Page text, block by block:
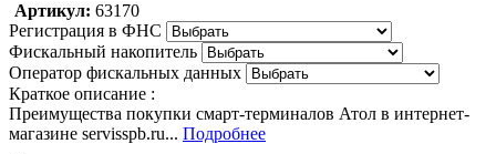
Артикул: 63170
Регистрация в ФНС
Фискальный накопитель
Оператор фискальных данных
Краткое описание :
Преимущества покупки смарт-терминалов Атол в интернет-
магазине servisspb.ru... Подробнее